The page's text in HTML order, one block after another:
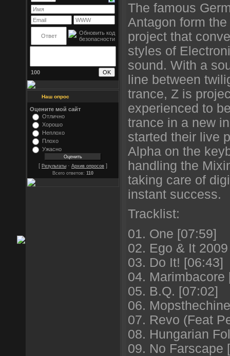
100
Наш опрос
Оцените мой сайт
Отлично
Хорошо
Неплохо
Плохо
Ужасно
[ Результаты · Архив опросов ]
Всего ответов: 110
The famous
Antagon form
project that
styles of
sound. With a
line between
trance, Z is
experienced to
trance in a new
started their live
Alpha on the
handling the
taking care of
instant success.
Tracklist:
01. One [07:59]
02. Ego & It
03. Do It! [06:43]
04. Marimbacore
05. B.Q. [07:02]
06.
07. Revo (Feat
08. Hungarian
09. No Farscape